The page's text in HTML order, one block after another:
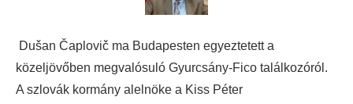
Dušan Čaplovič ma Budapesten egyeztetett a
közeljövőben megvalósuló Gyurcsány-Fico találkozóról.
A szlovák kormány alelnöke a Kiss Péter